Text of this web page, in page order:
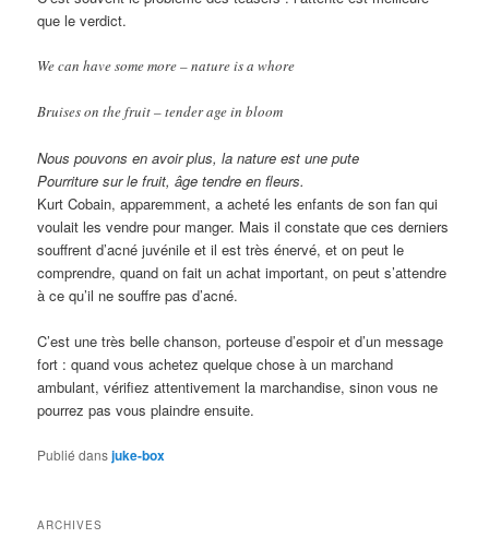
que le verdict.
We can have some more – nature is a whore
Bruises on the fruit – tender age in bloom
Nous pouvons en avoir plus, la nature est une pute
Pourriture sur le fruit, âge tendre en fleurs.
Kurt Cobain, apparemment, a acheté les enfants de son fan qui
voulait les vendre pour manger. Mais il constate que ces derniers
souffrent d’acné juvénile et il est très énervé, et on peut le
comprendre, quand on fait un achat important, on peut s’attendre
à ce qu’il ne souffre pas d’acné.
C’est une très belle chanson, porteuse d’espoir et d’un message
fort : quand vous achetez quelque chose à un marchand
ambulant, vérifiez attentivement la marchandise, sinon vous ne
pourrez pas vous plaindre ensuite.
Publié dansjuke-box
ARCHIVES